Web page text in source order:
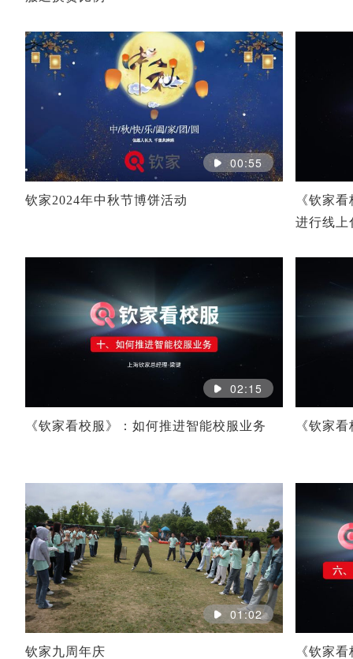
00:55
钦家2024年中秋节博饼活动
《钦家
进行线上
02:15
《钦家看校服》：如何推进智能校服业务 《钦家
01:02
钦家九周年庆
《钦家